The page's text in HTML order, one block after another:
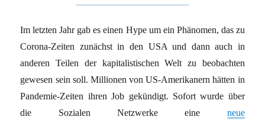
Im letzten Jahr gab es einen Hype um ein Phänomen, das zu
Corona-Zeiten zunächst in den USA und dann auch in
anderen Teilen der kapitalistischen Welt zu beobachten
gewesen sein soll. Millionen von US-Amerikanern hätten in
Pandemie-Zeiten ihren Job gekündigt. Sofort wurde über
die Sozialen Netzwerke eine neue